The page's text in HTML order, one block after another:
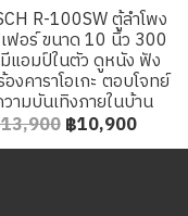
R-100SW ตู้ลำโพง
ฟอร์ ขนาด 10 นิ้ว 300
แอมป์ในตัว ดูหนัง ฟัง
งคาราโอเกะ ตอบโจทย์
ามบันเทิงภายในบ้าน
฿10,900